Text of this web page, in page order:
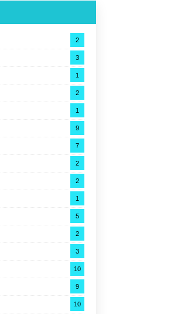
2
3
1
2
1
9
7
2
2
1
5
2
3
10
9
10